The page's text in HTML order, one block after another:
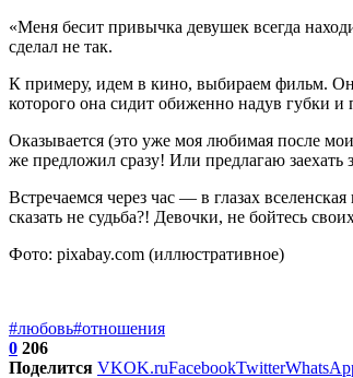
«Меня бесит привычка девушек всегда
сделал не так.
К примеру, идем в кино, выбираем фильм.
которого она сидит обиженно надув губки и
Оказывается (это уже моя любимая после
же предложил сразу! Или предлагаю заехать
Встречаемся через час — в глазах
сказать не судьба?! Девочки, не бойтесь
Фото: pixabay.com (иллюстративное)
#любовь#отношения
0 206
Поделится VKOK.ruFacebookTwitter